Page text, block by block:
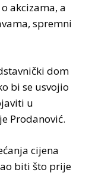
akcizama, a
spremni
dom
bi se usvojio
u
Prodanović.
cijena
biti što prije